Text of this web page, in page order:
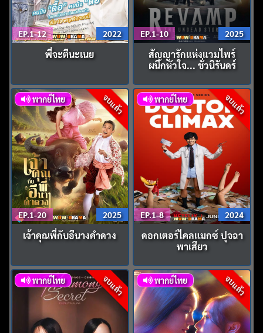
EP.1-12 2022
พี่จะตีนะเนย
EP.1-10 2025
สัญญารักแห่งแวมไพร์
ผนึกหัวใจ... ชั่วนิรันดร์
จบแล้ว
พากย์ไทย
EP.1-20 2025
เจ้าคุณพี่กับอีนางคําดวง
จบแล้ว
พากย์ไทย
EP.1-8 2024
ดอกเตอร์ไคลแมกซ์ ปุจฉา
พาเสียว
จบแล้ว
พากย์ไทย จบแล้ว
พากย์ไทย